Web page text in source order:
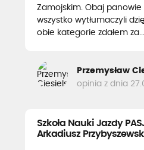
Zamojskim. Obaj
wszystko wytłumaczyli
obie kategorie zdałem za...
Przemysław
opinia z dnia
Szkoła Nauki Jazdy
Arkadiusz